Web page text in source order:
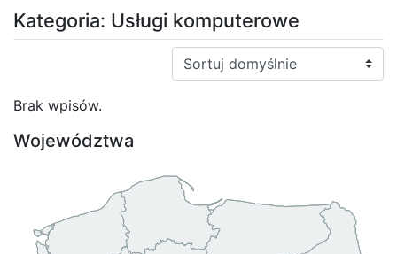
Kategoria: Usługi komputerowe
Sortuj:
Brak wpisów.
Województwa